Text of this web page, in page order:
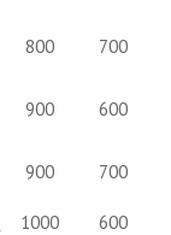
800 700
900 600
900 700
1000
600